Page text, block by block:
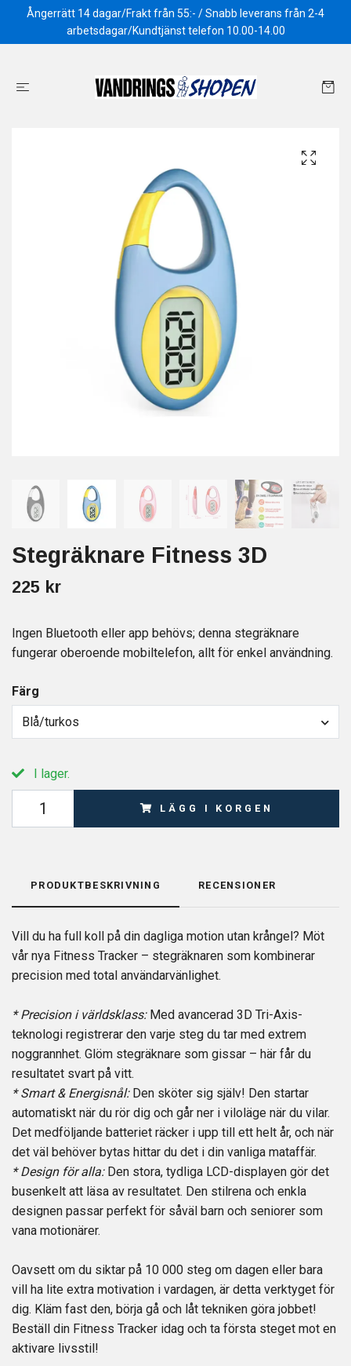
Ångerrätt 14 dagar/Frakt från 55:- / Snabb leverans från 2-4
arbetsdagar/Kundtjänst telefon 10.00-14.00
Stegräknare Fitness 3D
225 kr
Ingen Bluetooth eller app behövs; denna stegräknare
fungerar oberoende mobiltelefon, allt för enkel användning.
Färg
Blå/turkos
I lager.
LÄGG I KORGEN
PRODUKTBESKRIVNING RECENSIONER
Vill du ha full koll på din dagliga motion utan krångel? Möt
vår nya Fitness Tracker – stegräknaren som kombinerar
precision med total användarvänlighet.
* Precision i världsklass:Med avancerad 3D Tri-Axis-
teknologi registrerar den varje steg du tar med extrem
noggrannhet. Glöm stegräknare som gissar – här får du
resultatet svart på vitt.
* Smart & Energisnål: Den sköter sig själv! Den startar
automatiskt när du rör dig och går ner i viloläge när du vilar.
Det medföljande batteriet räcker i upp till ett helt år, och när
det väl behöver bytas hittar du det i din vanliga mataffär.
* Design för alla: Den stora, tydliga LCD-displayen gör det
busenkelt att läsa av resultatet. Den stilrena och enkla
designen passar perfekt för såväl barn och seniorer som
vana motionärer.
Oavsett om du siktar på 10 000 steg om dagen eller bara
vill ha lite extra motivation i vardagen, är detta verktyget för
dig. Kläm fast den, börja gå och låt tekniken göra jobbet!
Beställ din Fitness Tracker idag och ta första steget mot en
aktivare livsstil!